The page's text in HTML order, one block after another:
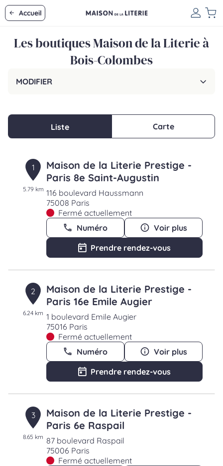
Accueil
Les boutiques Maison de la Literie à
Bois-Colombes
MODIFIER
Liste Carte
1
5.79 km
Maison de la Literie Prestige -
Paris 8e Saint-Augustin
116 boulevard Haussmann
75008 Paris
Fermé actuellement
Numéro
Voir plus
Prendre rendez-vous
2
6.24 km
Maison de la Literie Prestige -
Paris 16e Emile Augier
1 boulevard Emile Augier
75016 Paris
Fermé actuellement
Numéro
Voir plus
Prendre rendez-vous
3
8.65 km
Maison de la Literie Prestige -
Paris 6e Raspail
87 boulevard Raspail
75006 Paris
Fermé actuellement